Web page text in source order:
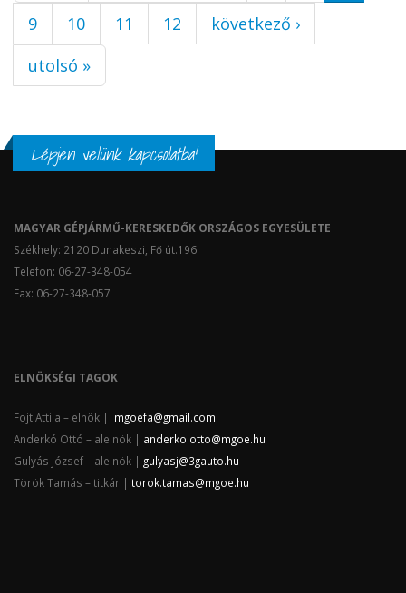
9
10 11 12
következő ›
utolsó »
Lépjen velünk kapcsolatba!
MAGYAR GÉPJÁRMŰ-KERESKEDŐK ORSZÁGOS EGYESÜLETE
Székhely: 2120 Dunakeszi, Fő út.196.
Telefon: 06-27-348-054
Fax: 06-27-348-057
ELNÖKSÉGI TAGOK
Fojt Attila – elnök | mgoefa@gmail.com
Anderkó Ottó – alelnök | anderko.otto@mgoe.hu
Gulyás József – alelnök | gulyasj@3gauto.hu
Török Tamás – titkár | torok.tamas@mgoe.hu